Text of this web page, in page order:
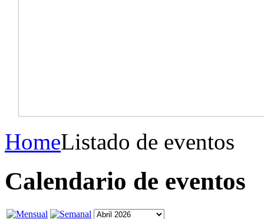
HomeListado de eventos
Calendario de eventos